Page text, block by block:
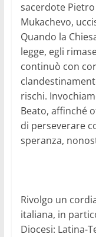
sacerdote Pietro
Mukachevo,
Quando la
legge, egli
continuò con
rischi.
Beato, affinché
di perseverare
speranza,
Rivolgo un
italiana, in
Diocesi: Latina-